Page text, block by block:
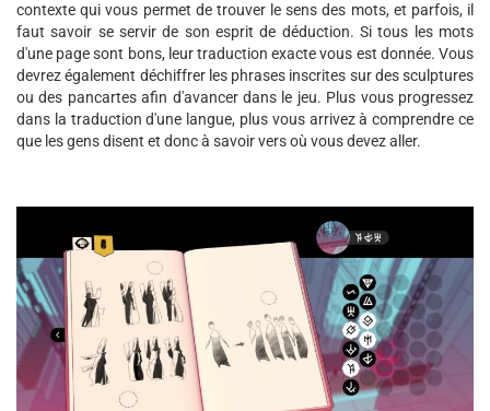
contexte qui vous permet de trouver le sens des mots, et parfois, il
faut savoir se servir de son esprit de déduction. Si tous les mots
d'une page sont bons, leur traduction exacte vous est donnée. Vous
devrez également déchiffrer les phrases inscrites sur des sculptures
ou des pancartes afin d'avancer dans le jeu. Plus vous progressez
dans la traduction d'une langue, plus vous arrivez à comprendre ce
que les gens disent et donc à savoir vers où vous devez aller.